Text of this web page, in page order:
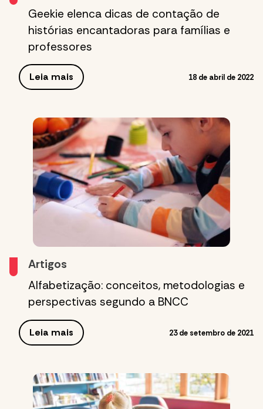
Geekie elenca dicas de contação de
histórias encantadoras para famílias e
professores
Leia mais 18 de abril de 2022
Artigos
Alfabetização: conceitos, metodologias e
perspectivas segundo a BNCC
Leia mais 23 de setembro de 2021